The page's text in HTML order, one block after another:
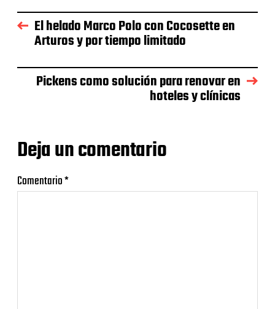
El helado Marco Polo con Cocosette en
Arturos y por tiempo limitado
Pickens como solución para renovar en
hoteles y clínicas
Deja un comentario
Comentario*